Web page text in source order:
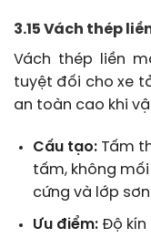
3.15 Vách thép
Vách thép liền
tuyệt đối cho xe
an toàn cao khi
Cấu tạo:Tấm
tấm, không
cứng và lớp
Ưu điểm:Độ kín